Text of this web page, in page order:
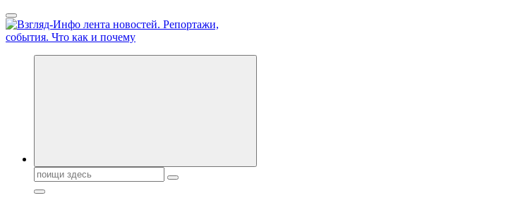
Перейти
к
содержанию
Обо всем и обо всех, что зачем и почему. Новости политики, бизнеса, экономики, ответы на любые
Поиск: